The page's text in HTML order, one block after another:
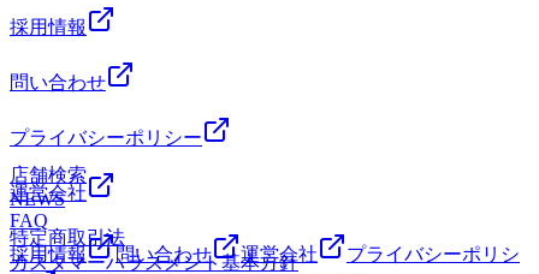
採用情報
問い合わせ
プライバシーポリシー
運営会社
特定商取引法
カスタマーハラスメント基本方針
店舗検索
NEWS
FAQ
採用情報
問い合わせ 運営会社
プライバシーポリシ